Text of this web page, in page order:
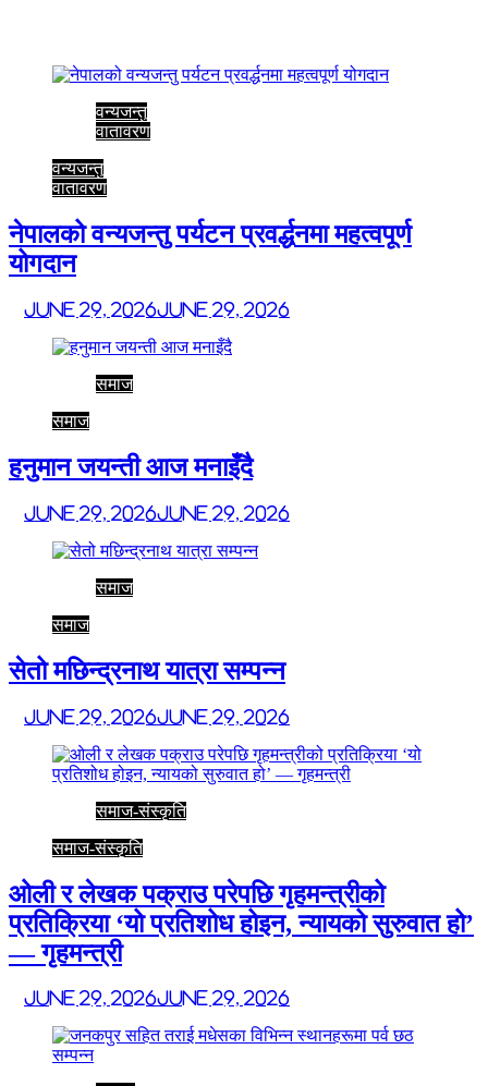
वन्यजन्तु
वातावरण
वन्यजन्तु
वातावरण
नेपालको वन्यजन्तु पर्यटन प्रवर्द्धनमा महत्वपूर्ण
योगदान
June 29, 2026June 29, 2026
समाज
समाज
हनुमान जयन्ती आज मनाइँदै
June 29, 2026June 29, 2026
समाज
समाज
सेतो मछिन्द्रनाथ यात्रा सम्पन्न
June 29, 2026June 29, 2026
समाज-संस्कृति
समाज-संस्कृति
ओली र लेखक पक्राउ परेपछि गृहमन्त्रीको
प्रतिक्रिया ‘यो प्रतिशोध होइन, न्यायको सुरुवात हो’
— गृहमन्त्री
June 29, 2026June 29, 2026